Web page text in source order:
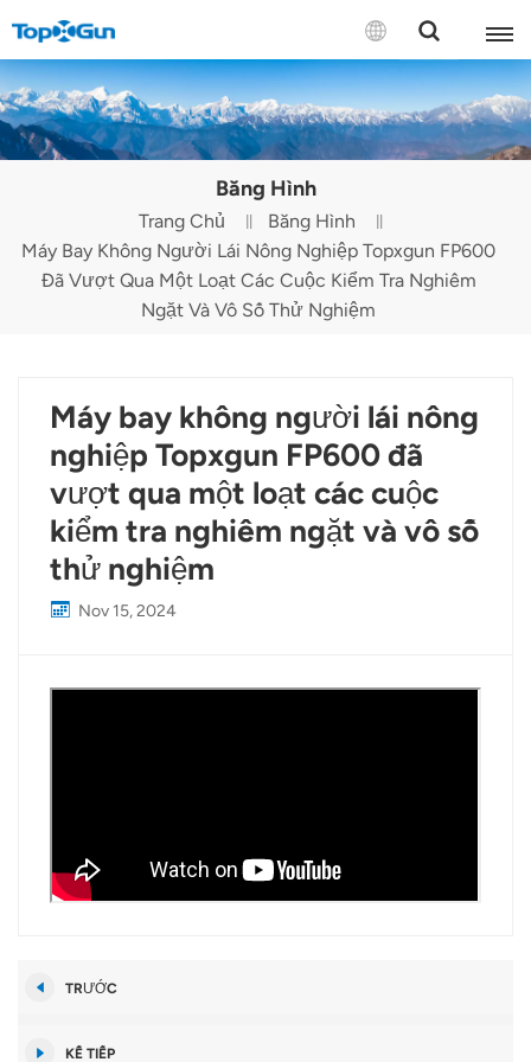
LIÊN HỆ VỚI CHÚNG TÔI
English
Español
Русский
Português(Portugal)
Türkçe
Tiếng Việt
Băng Hình
Trang Chủ
Băng Hình
Máy Bay Không Người Lái Nông Nghiệp Topxgun FP600
Đã Vượt Qua Một Loạt Các Cuộc Kiểm Tra Nghiêm
Ngặt Và Vô Số Thử Nghiệm
Máy bay không người lái nông
nghiệp Topxgun FP600 đã
vượt qua một loạt các cuộc
kiểm tra nghiêm ngặt và vô số
thử nghiệm
Nov 15, 2024
TRƯỚC
KẾ TIẾP